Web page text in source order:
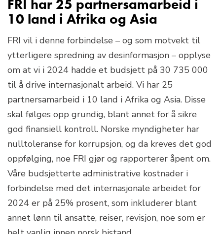
FRI har 25 partnersamarbeid i
10 land i Afrika og Asia
FRI vil i denne forbindelse – og som motvekt til
ytterligere spredning av desinformasjon – opplyse
om at vi i 2024 hadde et budsjett på 30 735 000
til å drive internasjonalt arbeid. Vi har 25
partnersamarbeid i 10 land i Afrika og Asia. Disse
skal følges opp grundig, blant annet for å sikre
god finansiell kontroll. Norske myndigheter har
nulltoleranse for korrupsjon, og da kreves det god
oppfølging, noe FRI gjør og rapporterer åpent om.
Våre budsjetterte administrative kostnader i
forbindelse med det internasjonale arbeidet for
2024 er på 25% prosent, som inkluderer blant
annet lønn til ansatte, reiser, revisjon, noe som er